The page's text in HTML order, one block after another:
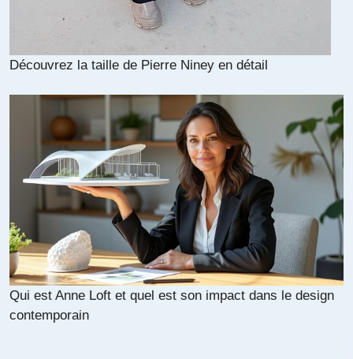
Découvrez la taille de Pierre Niney en détail
Qui est Anne Loft et quel est son impact dans le design
contemporain